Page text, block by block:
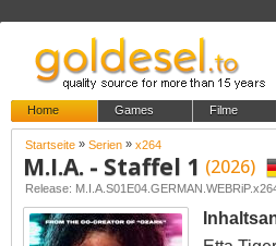
Home Games Filme
Startseite » Serien » x264
M.I.A. - Staffel 1 (2026)
Release: